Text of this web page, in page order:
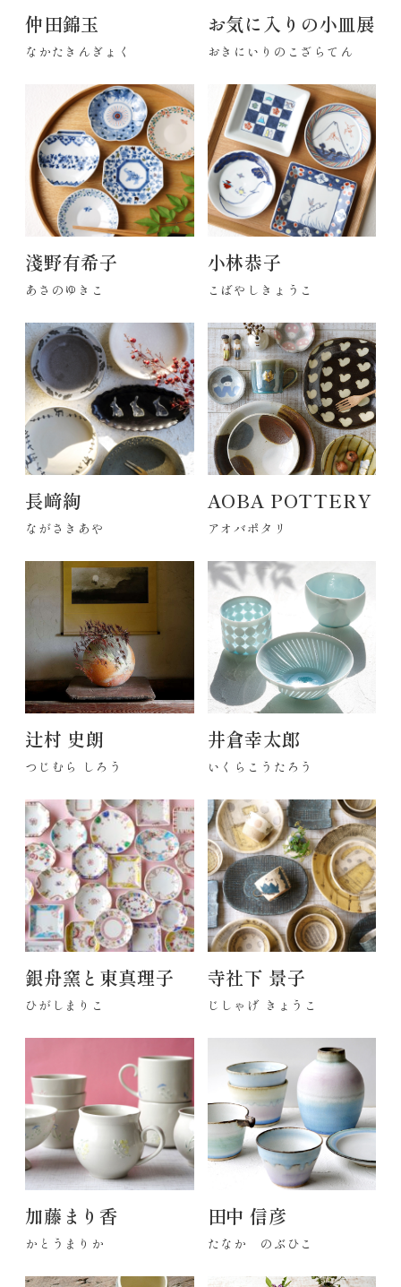
仲田錦玉
なかたきんぎょく
お気に入りの小皿展
おきにいりのこざらてん
淺野有希子
あさのゆきこ
小林恭子
こばやしきょうこ
長﨑絢
ながさきあや
AOBA POTTERY
アオバポタリ
辻村 史朗
つじむら しろう
井倉幸太郎
いくらこうたろう
銀舟窯と東真理子
ひがしまりこ
寺社下 景子
じしゃげ きょうこ
加藤まり香
かとうまりか
田中 信彦
たなか のぶひこ